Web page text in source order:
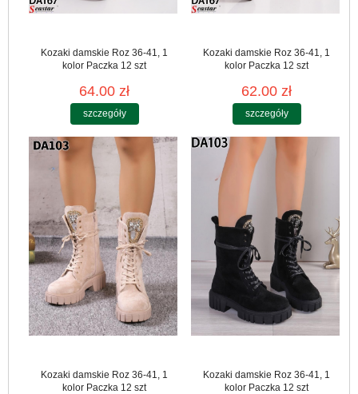
Kozaki damskie Roz 36-41, 1
kolor Paczka 12 szt
64.00 zł
szczegóły
Kozaki damskie Roz 36-41, 1
kolor Paczka 12 szt
62.00 zł
szczegóły
Kozaki damskie Roz 36-41, 1
kolor Paczka 12 szt
Kozaki damskie Roz 36-41, 1
kolor Paczka 12 szt